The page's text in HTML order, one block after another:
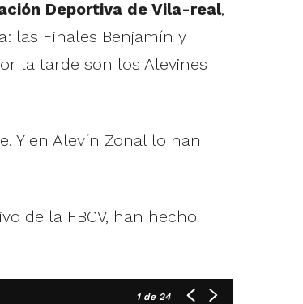
Deportiva de Vila-real,
las Finales Benjamín y
la tarde son los Alevines
Y en Alevín Zonal lo han
de la FBCV, han hecho
1de 24